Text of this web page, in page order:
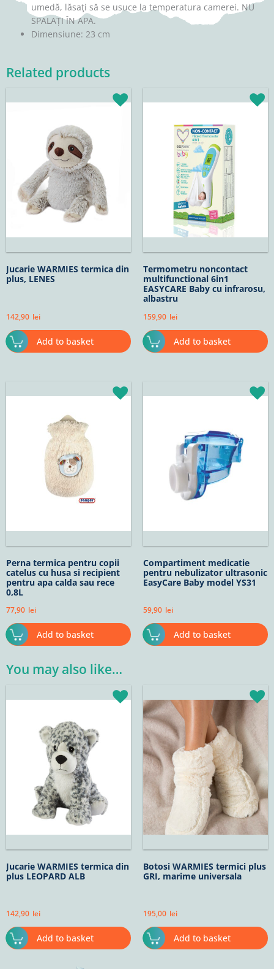
umedă, lăsaţi să se usuce la temperatura camerei. NU
SPALAȚI ÎN APA.
Dimensiune: 23 cm
Related products
Jucarie WARMIES termica din
plus, LENES
142,90 lei
Add to basket
Termometru noncontact
multifunctional 6in1
EASYCARE Baby cu infrarosu,
albastru
159,90 lei
Add to basket
Perna termica pentru copii
catelus cu husa si recipient
pentru apa calda sau rece
0,8L
77,90 lei
Add to basket
Compartiment medicatie
pentru nebulizator ultrasonic
EasyCare Baby model YS31
59,90 lei
Add to basket
You may also like…
Jucarie WARMIES termica din
plus LEOPARD ALB
142,90 lei
Add to basket
Botosi WARMIES termici plus
GRI, marime universala
195,00 lei
Add to basket